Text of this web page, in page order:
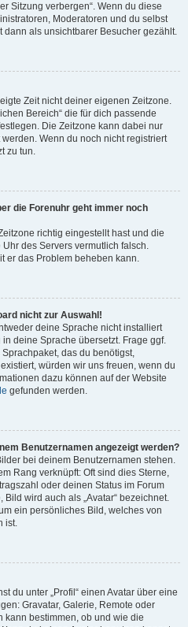
Sitzung verbergen“. Wenn du diese
Moderatoren und du selbst
als unsichtbarer Besucher gezählt.
Zeit nicht deiner eigenen Zeitzone.
Bereich“ die für dich passende
Die Zeitzone kann dabei nur
Wenn du noch nicht registriert
zu tun.
die Forenuhr geht immer noch
richtig eingestellt hast und die
des Servers vermutlich falsch.
er das Problem beheben kann.
nicht zur Auswahl!
deine Sprache nicht installiert
deine Sprache übersetzt. Frage ggf.
das du benötigst,
würden wir uns freuen, wenn du
dazu können auf der Website
gefunden werden.
Benutzernamen angezeigt werden?
bei deinem Benutzernamen stehen.
Rang verknüpft: Oft sind dies Sterne,
oder deinen Status im Forum
wird auch als „Avatar“ bezeichnet.
ein persönliches Bild, welches von
ist.
du unter „Profil“ einen Avatar über eine
Gravatar, Galerie, Remote oder
kann bestimmen, ob und wie die